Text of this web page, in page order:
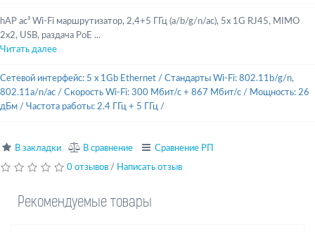
hAP ac³ Wi-Fi маршрутизатор, 2,4+5 ГГц (a/b/g/n/ac), 5x 1G RJ45, MIMO
2x2, USB, раздача PoE ...
Читать далее
Сетевой интерфейс: 5 x 1Gb Ethernet / Стандарты Wi-Fi: 802.11b/g/n,
802.11a/n/ac / Скорость Wi-Fi: 300 Мбит/с + 867 Мбит/с / Мощность: 26
дБм / Частота работы: 2.4 ГГц + 5 ГГц /
В закладки В сравнение Сравнение РП
0 отзывов / Написать отзыв
Рекомендуемые товары